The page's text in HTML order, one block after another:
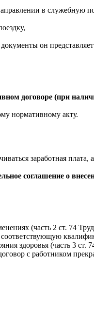
в служебную
он
договоре (при
нормативному акту.
заработная плата,
соглашение о
(часть 2 ст. 74
здоровья (часть 3 ст.
с работником